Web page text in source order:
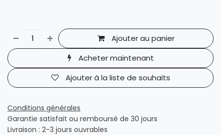
Ajouter au panier
Acheter maintenant
Ajouter à la liste de souhaits
Conditions générales
Garantie satisfait ou remboursé de 30 jours
Livraison : 2-3 jours ouvrables